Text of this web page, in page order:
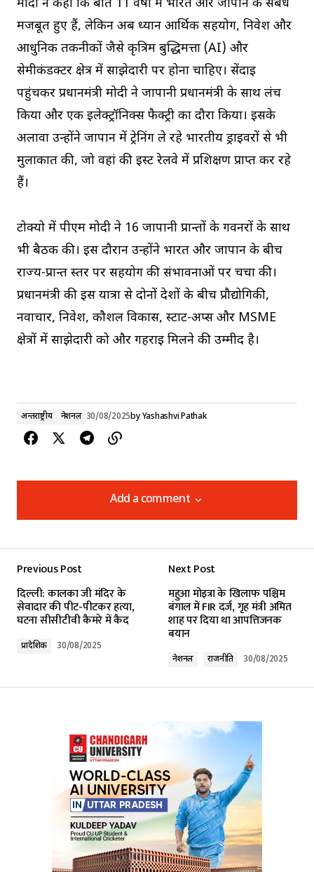
मोदी ने कहा कि बीते 11 वर्षों में भारत और जापान के संबंध
मजबूत हुए हैं, लेकिन अब ध्यान आर्थिक सहयोग, निवेश और
आधुनिक तकनीकों जैसे कृत्रिम बुद्धिमत्ता (AI) और
सेमीकंडक्टर क्षेत्र में साझेदारी पर होना चाहिए। सेंदाई
पहुंचकर प्रधानमंत्री मोदी ने जापानी प्रधानमंत्री के साथ लंच
किया और एक इलेक्ट्रॉनिक्स फैक्ट्री का दौरा किया। इसके
अलावा उन्होंने जापान में ट्रेनिंग ले रहे भारतीय ड्राइवरों से भी
मुलाकात की, जो वहां की ईस्ट रेलवे में प्रशिक्षण प्राप्त कर रहे
हैं।
टोक्यो में पीएम मोदी ने 16 जापानी प्रान्तों के गवर्नरों के साथ
भी बैठक की। इस दौरान उन्होंने भारत और जापान के बीच
राज्य-प्रान्त स्तर पर सहयोग की संभावनाओं पर चर्चा की।
प्रधानमंत्री की इस यात्रा से दोनों देशों के बीच प्रौद्योगिकी,
नवाचार, निवेश, कौशल विकास, स्टार्ट-अप्स और MSME
क्षेत्रों में साझेदारी को और गहराई मिलने की उम्मीद है।
अन्तर्राष्ट्रीय नेशनल 30/08/2025by Yashashvi Pathak
Add a comment
Add a comment
Required fields are marked*
Your E-mail*
Submit Comment
Previous Post
दिल्ली: कालका जी मंदिर के
सेवादार की पीट-पीटकर हत्या,
घटना सीसीटीवी कैमरे में कैद
प्रादेशिक 30/08/2025
Next Post
महुआ मोइत्रा के खिलाफ पश्चिम
बंगाल में FIR दर्ज, गृह मंत्री अमित
शाह पर दिया था आपत्तिजनक
बयान
नेशनल राजनीति 30/08/2025